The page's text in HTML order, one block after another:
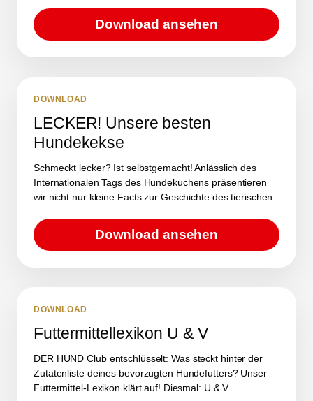
Download ansehen
DOWNLOAD
LECKER! Unsere besten
Hundekekse
Schmeckt lecker? Ist selbstgemacht! Anlässlich des
Internationalen Tags des Hundekuchens präsentieren
wir nicht nur kleine Facts zur Geschichte des tierischen.
Download ansehen
DOWNLOAD
Futtermittellexikon U & V
DER HUND Club entschlüsselt: Was steckt hinter der
Zutatenliste deines bevorzugten Hundefutters? Unser
Futtermittel-Lexikon klärt auf! Diesmal: U & V.